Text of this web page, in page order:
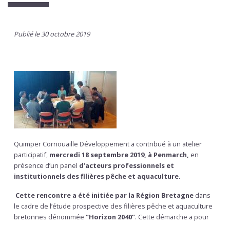
Publié le 30 octobre 2019
Quimper Cornouaille Développement a contribué à un atelier
participatif, mercredi 18 septembre 2019, à Penmarch, en
présence d’un panel d’acteurs professionnels et
institutionnels des filières pêche et aquaculture.
Cette rencontre a été initiée par la Région Bretagne dans
le cadre de l’étude prospective des filières pêche et aquaculture
bretonnes dénommée “Horizon 2040”. Cette démarche a pour